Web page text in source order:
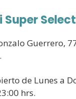
Super
Guerrero,
de Lunes a
hrs.